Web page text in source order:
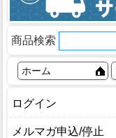
商品検索
ホーム
ログイン
メルマガ申込/停止